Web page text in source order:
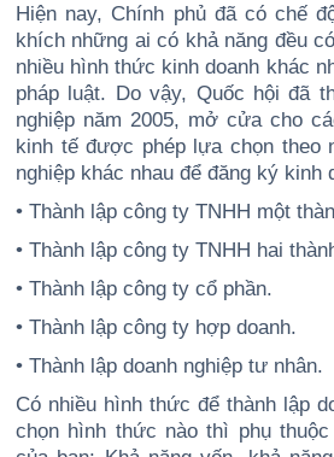
Hiện nay, Chính phủ đã có chế
khích những ai có khả năng đều
nhiều hình thức kinh doanh khác
pháp luật. Do vậy, Quốc hội đã
nghiệp năm 2005, mở cửa cho
kinh tế được phép lựa chọn theo
nghiệp khác nhau để đăng ký kinh
• Thành lập công ty TNHH một
• Thành lập công ty TNHH hai
• Thành lập công ty cổ phần.
• Thành lập công ty hợp doanh.
• Thành lập doanh nghiệp tư nhân.
Có nhiều hình thức để thành lập
chọn hình thức nào thì phụ